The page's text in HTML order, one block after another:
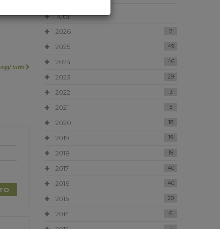
tutto
Tutti
2026
7
2025 49
2024 46
2023 29
2022 3
2021 5
2020 18
2019 19
2018 18
2017 40
2016 40
2015 20
2014 6